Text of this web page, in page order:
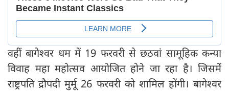
वहीं बागेश्वर धम में 19 फरवरी से छठवां सामूहिक कन्या
विवाह महा महोत्सव आयोजित होने जा रहा है। जिसमें
राष्ट्रपति द्रौपदी मुर्मू 26 फरवरी को शामिल होंगी। बागेश्वर